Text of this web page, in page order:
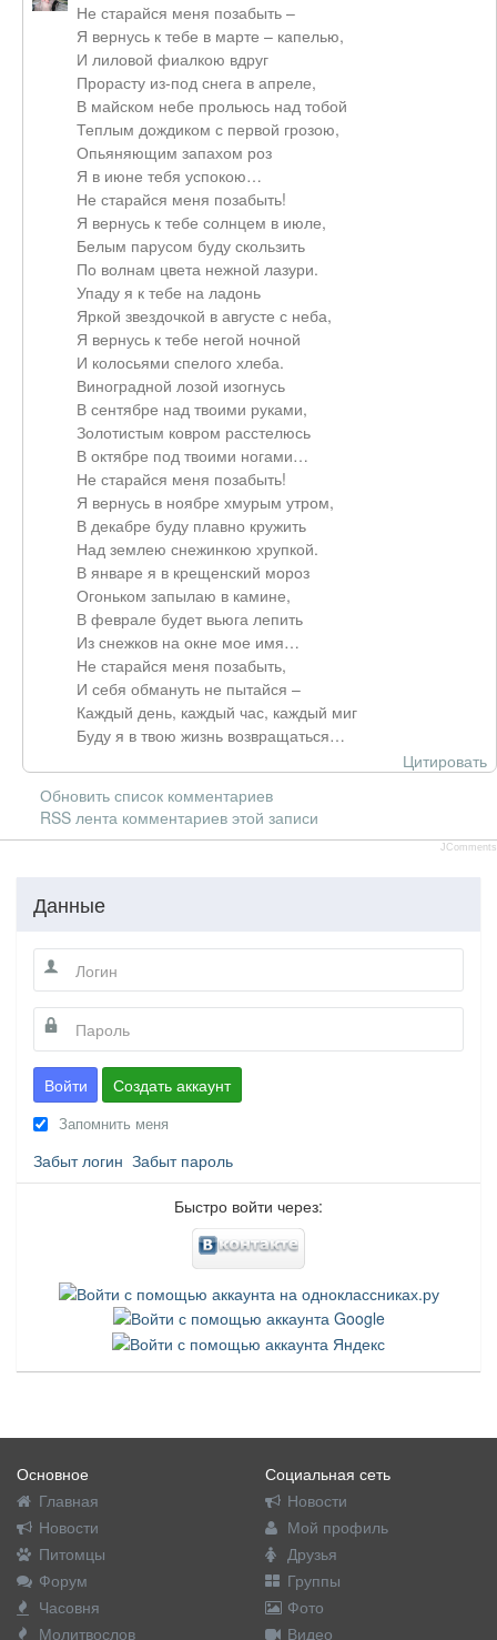
Не старайся меня позабыть –
Я вернусь к тебе в марте – капелью,
И лиловой фиалкою вдруг
Прорасту из-под снега в апреле,
В майском небе прольюсь над тобой
Теплым дождиком с первой грозою,
Опьяняющим запахом роз
Я в июне тебя успокою…
Не старайся меня позабыть!
Я вернусь к тебе солнцем в июле,
Белым парусом буду скользить
По волнам цвета нежной лазури.
Упаду я к тебе на ладонь
Яркой звездочкой в августе с неба,
Я вернусь к тебе негой ночной
И колосьями спелого хлеба.
Виноградной лозой изогнусь
В сентябре над твоими руками,
Золотистым ковром расстелюсь
В октябре под твоими ногами…
Не старайся меня позабыть!
Я вернусь в ноябре хмурым утром,
В декабре буду плавно кружить
Над землею снежинкою хрупкой.
В январе я в крещенский мороз
Огоньком запылаю в камине,
В феврале будет вьюга лепить
Из снежков на окне мое имя…
Не старайся меня позабыть,
И себя обмануть не пытайся –
Каждый день, каждый час, каждый миг
Буду я в твою жизнь возвращаться…
Цитировать
Обновить список комментариев
RSS лента комментариев этой записи
JComments
Данные
Войти Создать аккаунт
Запомнить меня
Забыт логин Забыт пароль
Быстро войти через:
Основное
Главная
Новости
Питомцы
Форум
Часовня
Молитвослов
Социальная сеть
Новости
Мой профиль
Друзья
Группы
Фото
Видео